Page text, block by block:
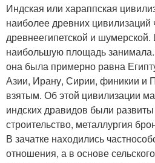
Индская или хараппская
наиболее древних цивилизаций
древнеегипетской и шумерской.
наибольшую площадь
она была примерно равна
Азии, Ирану, Сирии, финикии и
взятым. Об этой цивилизации
индских дравидов были
строительство, металлургия
В зачатке находились
отношения, а в основе